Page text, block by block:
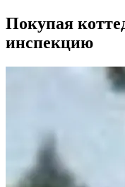
Покупая
инспекцию